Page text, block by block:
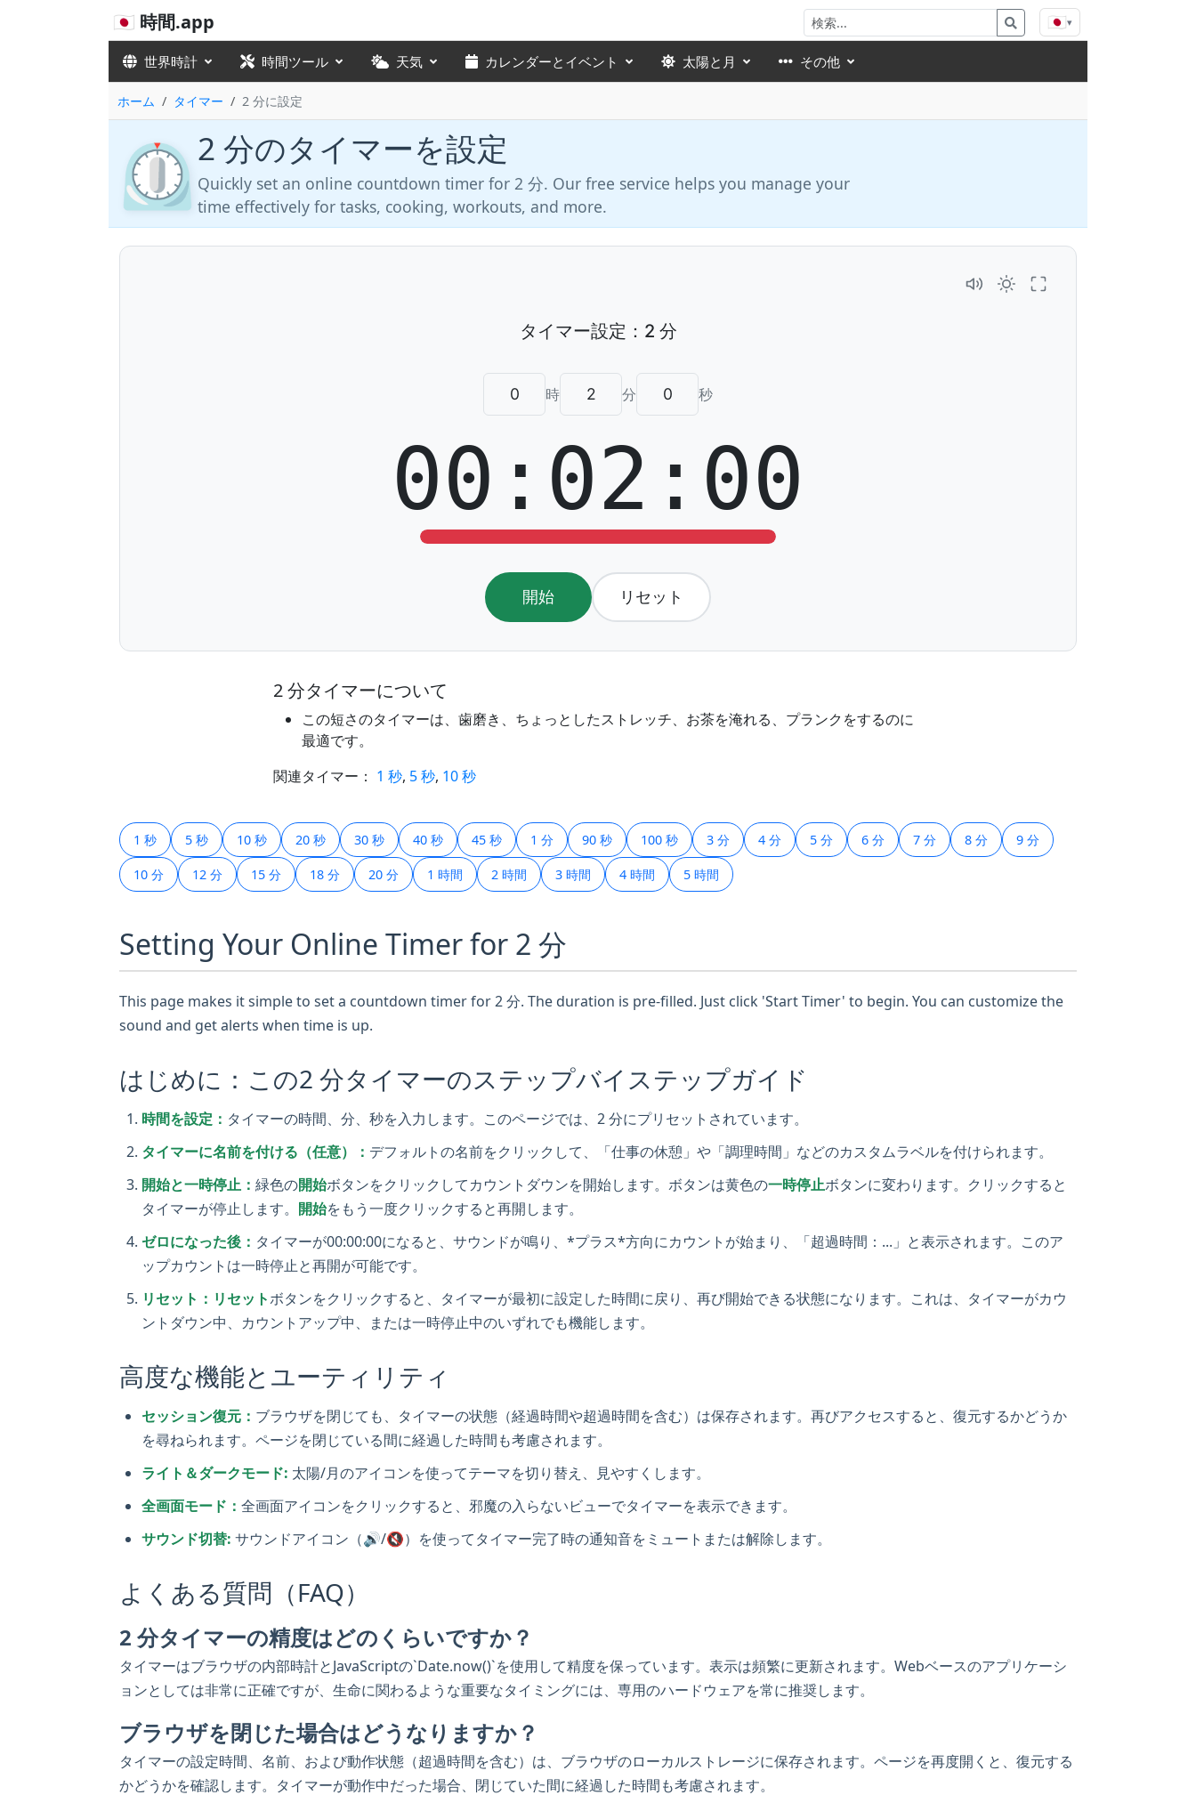
🇯🇵 時間.app 🇯🇵▾
世界時計 時間ツール 天気 カレンダーとイベント 太陽と月 その他
ホーム タイマー 2 分に設定
⏲️2 分のタイマーを設定
Quickly set an online countdown timer for 2 分. Our free service helps you manage your
time effectively for tasks, cooking, workouts, and more.
時 分 秒
00:02:00
開始 リセット
2 分タイマーについて
この短さのタイマーは、歯磨き、ちょっとしたストレッチ、お茶を淹れる、プランクをするのに
最適です。
関連タイマー： 1 秒, 5 秒, 10 秒
1 秒 5 秒 10 秒 20 秒 30 秒 40 秒 45 秒 1 分 90 秒 100 秒 3 分 4 分 5 分 6 分 7 分 8 分 9 分
10 分 12 分 15 分 18 分 20 分 1 時間 2 時間 3 時間 4 時間 5 時間
Setting Your Online Timer for 2 分
This page makes it simple to set a countdown timer for 2 分. The duration is pre-filled. Just click 'Start Timer' to begin. You can customize the
sound and get alerts when time is up.
はじめに：この2 分タイマーのステップバイステップガイド
時間を設定： タイマーの時間、分、秒を入力します。このページでは、2 分にプリセットされています。
タイマーに名前を付ける（任意）： デフォルトの名前をクリックして、「仕事の休憩」や「調理時間」などのカスタムラベルを付けられます。
開始と一時停止： 緑色の開始ボタンをクリックしてカウントダウンを開始します。ボタンは黄色の一時停止ボタンに変わります。クリックすると
タイマーが停止します。 開始をもう一度クリックすると再開します。
ゼロになった後： タイマーが00:00:00になると、サウンドが鳴り、*プラス*方向にカウントが始まり、「超過時間：...」と表示されます。このア
ップカウントは一時停止と再開が可能です。
リセット： リセットボタンをクリックすると、タイマーが最初に設定した時間に戻り、再び開始できる状態になります。これは、タイマーがカウ
ントダウン中、カウントアップ中、または一時停止中のいずれでも機能します。
高度な機能とユーティリティ
セッション復元： ブラウザを閉じても、タイマーの状態（経過時間や超過時間を含む）は保存されます。再びアクセスすると、復元するかどうか
を尋ねられます。ページを閉じている間に経過した時間も考慮されます。
ライト＆ダークモード: 太陽/月のアイコンを使ってテーマを切り替え、見やすくします。
全画面モード： 全画面アイコンをクリックすると、邪魔の入らないビューでタイマーを表示できます。
サウンド切替: サウンドアイコン（🔊/🔇）を使ってタイマー完了時の通知音をミュートまたは解除します。
よくある質問（FAQ）
2 分タイマーの精度はどのくらいですか？
タイマーはブラウザの内部時計とJavaScriptの`Date.now()`を使用して精度を保っています。表示は頻繁に更新されます。Webベースのアプリケーシ
ョンとしては非常に正確ですが、生命に関わるような重要なタイミングには、専用のハードウェアを常に推奨します。
ブラウザを閉じた場合はどうなりますか？
タイマーの設定時間、名前、および動作状態（超過時間を含む）は、ブラウザのローカルストレージに保存されます。ページを再度開くと、復元する
かどうかを確認します。タイマーが動作中だった場合、閉じていた間に経過した時間も考慮されます。